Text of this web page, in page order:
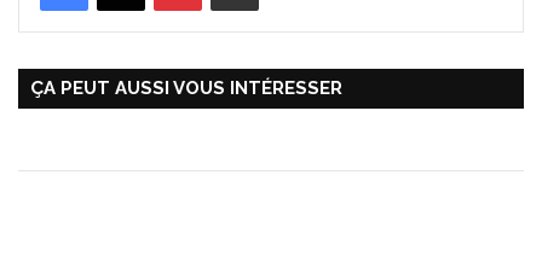
ÇA PEUT AUSSI VOUS INTÉRESSER